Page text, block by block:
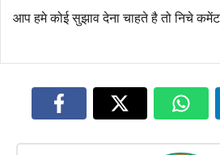
आप हमे कोई सुझाव देना चाहते है तो निचे